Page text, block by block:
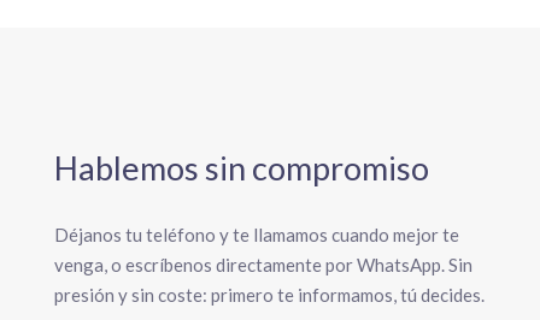
Hablemos sin compromiso
Déjanos tu teléfono y te llamamos cuando mejor te
venga, o escríbenos directamente por WhatsApp. Sin
presión y sin coste: primero te informamos, tú decides.